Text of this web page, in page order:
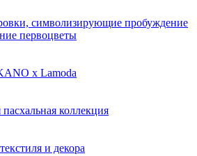
символизирующие пробуждение
первоцветы
х Lamoda
коллекция
и декора